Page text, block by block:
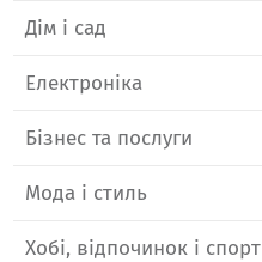
Дім і сад
Електроніка
Бізнес та послуги
Мода і стиль
Хобі, відпочинок і спорт